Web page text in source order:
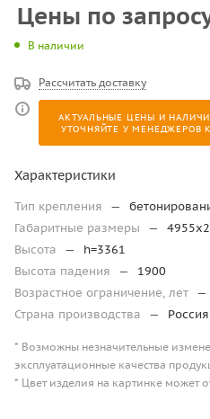
Цены по
В наличии
Рассчитать доставку
АКТУАЛЬНЫЕ ЦЕНЫ И
УТОЧНЯЙТЕ У МЕНЕДЖЕРОВ
Характеристики
Тип крепления —
Габаритные размеры
—
Высота
—
h=3361
Высота падения
—
1900
Возрастное ограничение, лет —
Страна производства
— Россия
* Возможны незначительные
эксплуатационные качества
* Цвет изделия на картинке может